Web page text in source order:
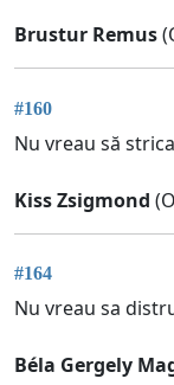
Brustur Remus
#160
Nu vreau să
Kiss Zsigmond
#164
Nu vreau sa
Béla Gergely